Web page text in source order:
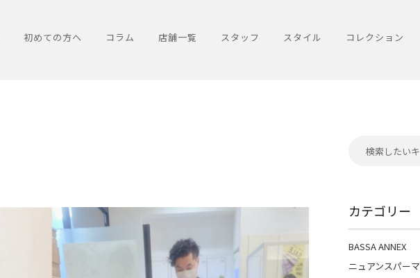
初めての方へ コラム 店舗一覧 スタッフ スタイル コレクション
カテゴリー
BASSA ANNEX
ニュアンスパーマ